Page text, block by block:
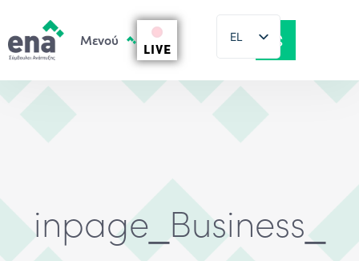
LIVE
EL
EN
inpage_Business_